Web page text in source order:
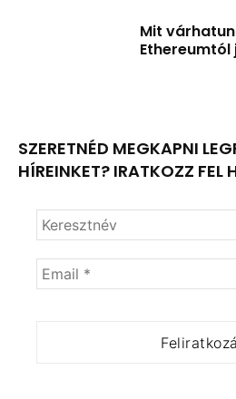
Mit
SZERETNÉD MEGKAPNI
HÍREINKET? IRATKOZZ FEL